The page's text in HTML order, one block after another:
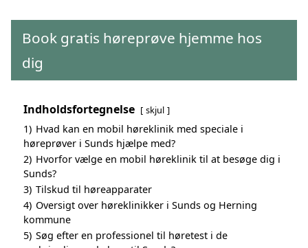
Book gratis høreprøve hjemme hos
dig
Indholdsfortegnelse skjul
1) Hvad kan en mobil høreklinik med speciale i
høreprøver i Sunds hjælpe med?
2) Hvorfor vælge en mobil høreklinik til at besøge dig i
Sunds?
3) Tilskud til høreapparater
4) Oversigt over høreklinikker i Sunds og Herning
kommune
5) Søg efter en professionel til høretest i de